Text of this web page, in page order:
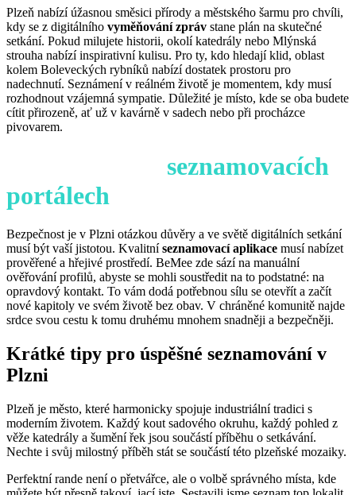
Plzeň nabízí úžasnou směsici přírody a městského šarmu pro chvíli,
kdy se z digitálního vyměňování zpráv stane plán na skutečné
setkání. Pokud milujete historii, okolí katedrály nebo Mlýnská
strouha nabízí inspirativní kulisu. Pro ty, kdo hledají klid, oblast
kolem Boleveckých rybníků nabízí dostatek prostoru pro
nadechnutí. Seznámení v reálném životě je momentem, kdy musí
rozhodnout vzájemná sympatie. Důležité je místo, kde se oba budete
cítit přirozeně, ať už v kavárně v sadech nebo při procházce
pivovarem.
seznamovacích
portálech
Bezpečnost je v Plzni otázkou důvěry a ve světě digitálních setkání
musí být vaší jistotou. Kvalitníseznamovací aplikace musí nabízet
prověřené a hřejivé prostředí. BeMee zde sází na manuální
ověřování profilů, abyste se mohli soustředit na to podstatné: na
opravdový kontakt. To vám dodá potřebnou sílu se otevřít a začít
nové kapitoly ve svém životě bez obav. V chráněné komunitě najde
srdce svou cestu k tomu druhému mnohem snadněji a bezpečněji.
Krátké tipy pro úspěšné seznamování v
Plzni
Plzeň je město, které harmonicky spojuje industriální tradici s
moderním životem. Každý kout sadového okruhu, každý pohled z
věže katedrály a šumění řek jsou součástí příběhu o setkávání.
Nechte i svůj milostný příběh stát se součástí této plzeňské mozaiky.
Perfektní rande není o přetvářce, ale o volbě správného místa, kde